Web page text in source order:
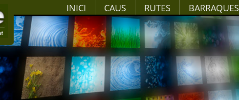
INICI CAUS RUTES BARRAQUES